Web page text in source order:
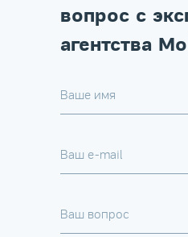
вопрос с
агентства
Ваше имя
Ваш e-mail
Ваш вопрос